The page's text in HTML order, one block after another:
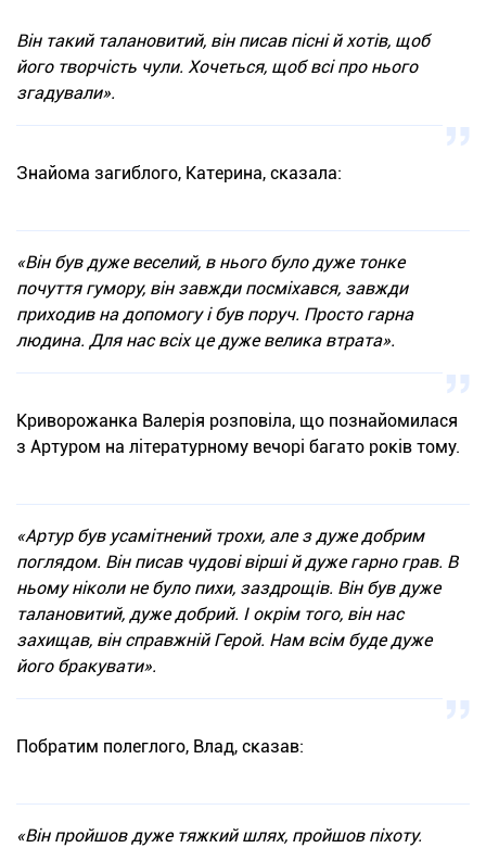
Він такий талановитий, він писав пісні й хотів, щоб
його творчість чули. Хочеться, щоб всі про нього
згадували».
Знайома загиблого, Катерина, сказала:
«Він був дуже веселий, в нього було дуже тонке
почуття гумору, він завжди посміхався, завжди
приходив на допомогу і був поруч. Просто гарна
людина. Для нас всіх це дуже велика втрата».
Криворожанка Валерія розповіла, що познайомилася
з Артуром на літературному вечорі багато років тому.
«Артур був усамітнений трохи, але з дуже добрим
поглядом. Він писав чудові вірші й дуже гарно грав. В
ньому ніколи не було пихи, заздрощів. Він був дуже
талановитий, дуже добрий. І окрім того, він нас
захищав, він справжній Герой. Нам всім буде дуже
його бракувати».
Побратим полеглого, Влад, сказав:
«Він пройшов дуже тяжкий шлях, пройшов піхоту.